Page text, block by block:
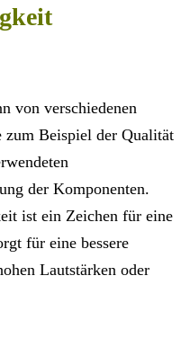
von verschiedenen
zum Beispiel der Qualität
der Komponenten.
ist ein Zeichen für eine
für eine bessere
Lautstärken oder